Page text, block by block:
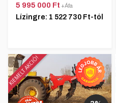
5 995 000 Ft +Áfa
Lízingre: 1 522 730 Ft-tól
KIEMELT AKCIÓ!